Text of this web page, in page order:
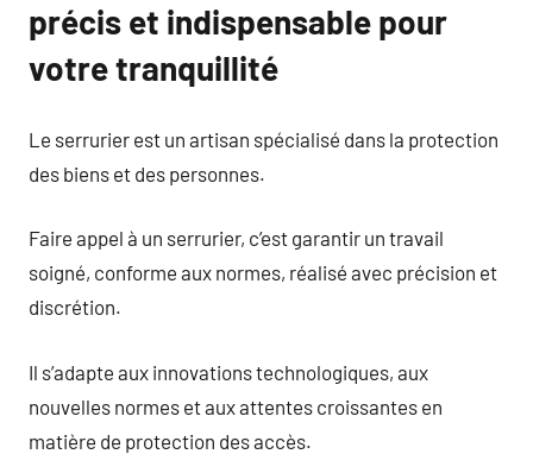
précis et indispensable pour
votre tranquillité
Le serrurier est un artisan spécialisé dans la protection
des biens et des personnes.
Faire appel à un serrurier, c’est garantir un travail
soigné, conforme aux normes, réalisé avec précision et
discrétion.
Il s’adapte aux innovations technologiques, aux
nouvelles normes et aux attentes croissantes en
matière de protection des accès.